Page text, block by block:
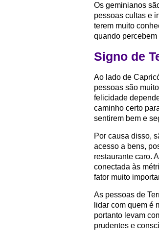
Os geminianos
pessoas cultas e
terem muito
quando
Signo de
Ao lado de
pessoas são
felicidade
caminho certo
sentirem bem e
Por causa disso,
acesso a bens,
restaurante caro.
conectada às
fator muito
As pessoas de
lidar com quem é
portanto levam
prudentes e